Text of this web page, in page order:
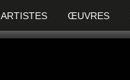
ARTISTES ŒUVRES